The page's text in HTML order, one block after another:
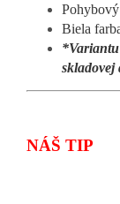
Biela
skladovej
NÁŠ TIP